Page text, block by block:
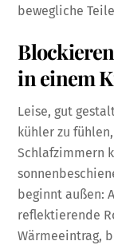
bewegliche
in einem
Leise, gut
kühler zu
Schlafzimmern
beginnt außen:
reflektierende
Wärmeeintrag,